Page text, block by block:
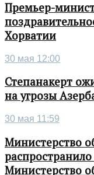
Премьер-
Хорватии
30 мая 12:00
Степанакерт
на угрозы
30 мая 11:59
Министерство
Министерство